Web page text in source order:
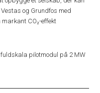
og Grundfos med
CO₂-effekt
fuldskala pilotmodul på 2 MW